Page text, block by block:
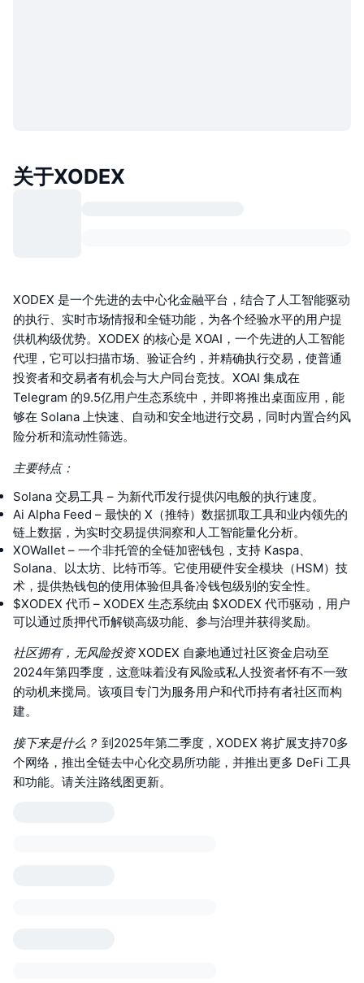
关于XODEX
XODEX 是一个先进的去中心化金融平台，结合了人工智能驱动
的执行、实时市场情报和全链功能，为各个经验水平的用户提
供机构级优势。XODEX 的核心是 XOAI，一个先进的人工智能
代理，它可以扫描市场、验证合约，并精确执行交易，使普通
投资者和交易者有机会与大户同台竞技。XOAI 集成在
Telegram 的9.5亿用户生态系统中，并即将推出桌面应用，能
够在 Solana 上快速、自动和安全地进行交易，同时内置合约风
险分析和流动性筛选。
主要特点：
Solana 交易工具 – 为新代币发行提供闪电般的执行速度。
Ai Alpha Feed – 最快的 X（推特）数据抓取工具和业内领先的
链上数据，为实时交易提供洞察和人工智能量化分析。
XOWallet – 一个非托管的全链加密钱包，支持 Kaspa、
Solana、以太坊、比特币等。它使用硬件安全模块（HSM）技
术，提供热钱包的使用体验但具备冷钱包级别的安全性。
$XODEX 代币 – XODEX 生态系统由 $XODEX 代币驱动，用户
可以通过质押代币解锁高级功能、参与治理并获得奖励。
社区拥有，无风险投资XODEX 自豪地通过社区资金启动至
2024年第四季度，这意味着没有风险或私人投资者怀有不一致
的动机来搅局。该项目专门为服务用户和代币持有者社区而构
建。
接下来是什么？ 到2025年第二季度，XODEX 将扩展支持70多
个网络，推出全链去中心化交易所功能，并推出更多 DeFi 工具
和功能。请关注路线图更新。